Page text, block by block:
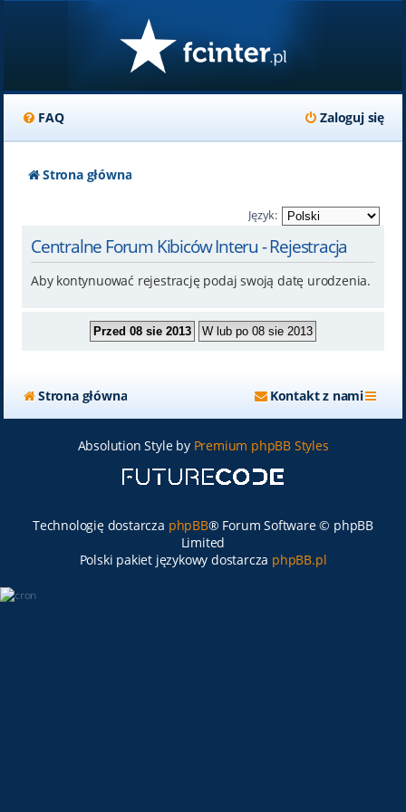
FAQ Zaloguj się
Strona główna
Język:
Centralne Forum Kibiców Interu - Rejestracja
Aby kontynuować rejestrację podaj swoją datę urodzenia.
Strona główna Kontakt z nami
Absolution Style by Premium phpBB Styles
Technologię dostarcza phpBB® Forum Software © phpBB
Limited
Polski pakiet językowy dostarcza phpBB.pl